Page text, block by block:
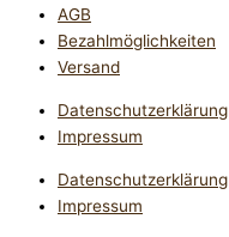
AGB
Bezahlmöglichkeiten
Versand
Datenschutzerklärung
Impressum
Datenschutzerklärung
Impressum